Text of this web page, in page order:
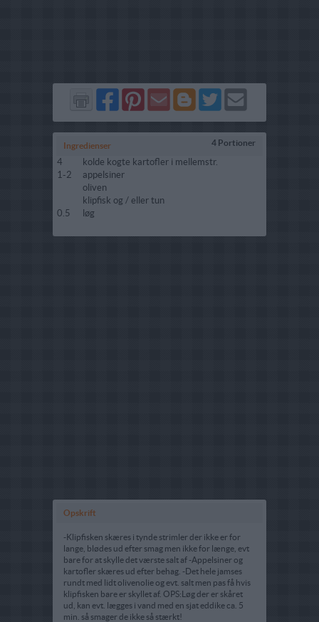
Del
på
Facebook
Del
på
Pinterest
Send
via
GMail
Del
på
Blogger
Del
på
Twitter
Send
Ingredienser 4 Portioner
4
kolde kogte kartofler i mellemstr.
1-2
appelsiner
oliven
klipfisk og / eller tun
0.5
løg
Opskrift
-Klipfisken skæres i tynde strimler der ikke er for
lange, blødes ud efter smag men ikke for længe, evt
bare for at skylle det værste salt af -Appelsiner og
kartofler skæres ud efter behag. -Det hele jamses
rundt med lidt olivenolie og evt. salt men pas få hvis
klipfisken bare er skyllet af. OPS:Løg der er skåret
ud, kan evt. lægges i vand med en sjat eddike ca. 5
min. så smager de ikke så stærkt!